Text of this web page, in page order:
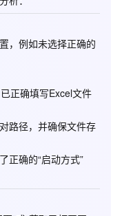
，例如未选择正确的
正确填写Excel文件
路径，并确保文件存
正确的“启动方式”